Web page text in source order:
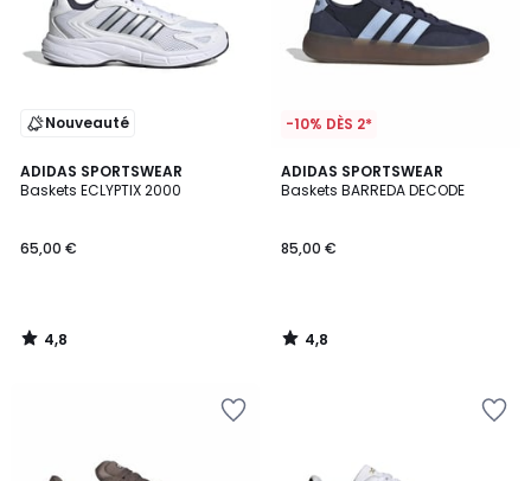
Nouveauté
ADIDAS SPORTSWEAR
Baskets ECLYPTIX 2000
65,00 €
4,8
/ 5
4,8
/
-10% DÈS 2*
ADIDAS SPORTSWEAR
Baskets BARREDA DECODE
85,00 €
4,8
/ 5
4,8
/